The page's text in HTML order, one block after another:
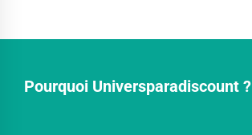
Pourquoi Universparadiscount ?